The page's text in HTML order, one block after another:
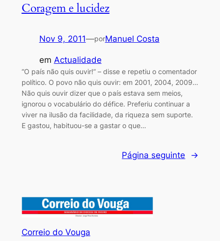
Coragem e lucidez
Nov 9, 2011—porManuel Costa
em Actualidade
“O país não quis ouvir!” – disse e repetiu o comentador
político. O povo não quis ouvir: em 2001, 2004, 2009…
Não quis ouvir dizer que o país estava sem meios,
ignorou o vocabulário do défice. Preferiu continuar a
viver na ilusão da facilidade, da riqueza sem suporte.
E gastou, habituou-se a gastar o que…
Página seguinte →
Correio do Vouga